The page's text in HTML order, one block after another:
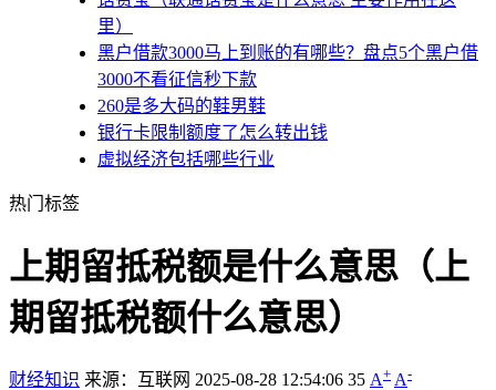
里）
黑户借款3000马上到账的有哪些？盘点5个黑户借
3000不看征信秒下款
260是多大码的鞋男鞋
银行卡限制额度了怎么转出钱
虚拟经济包括哪些行业
热门标签
上期留抵税额是什么意思（上
期留抵税额什么意思）
财经知识 来源：互联网 2025-08-28 12:54:06 35 A+ A-